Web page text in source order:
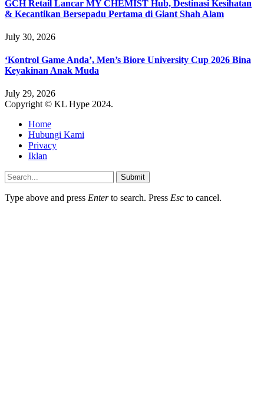
GCH Retail Lancar MY CHEMIST Hub, Destinasi Kesihatan
& Kecantikan Bersepadu Pertama di Giant Shah Alam
July 30, 2026
‘Kontrol Game Anda’, Men’s Biore University Cup 2026 Bina
Keyakinan Anak Muda
July 29, 2026
Copyright © KL Hype 2024.
Home
Hubungi Kami
Privacy
Iklan
Submit
Type above and press Enterto search. Press Esc to cancel.